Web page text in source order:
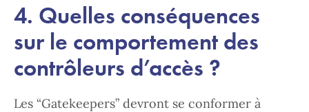
4. Quelles conséquences
sur le comportement des
contrôleurs d’accès ?
Les “Gatekeepers” devront se conformer à